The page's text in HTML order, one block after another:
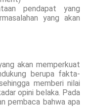
pendapat yang
yang akan
akan memperkuat
berupa fakta-
memberi nilai
opini belaka. Pada
pembaca bahwa apa